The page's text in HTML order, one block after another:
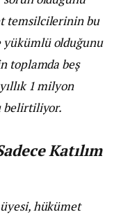
temsilcilerinin bu
yükümlü olduğunu
toplamda beş
1 milyon
belirtiliyor.
Katılım
üyesi, hükümet